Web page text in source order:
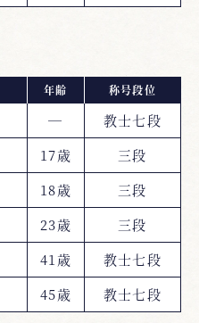
年齢 称号段位
―
教士七段
17歳
三段
18歳
三段
23歳
三段
41歳
教士七段
45歳 教士七段